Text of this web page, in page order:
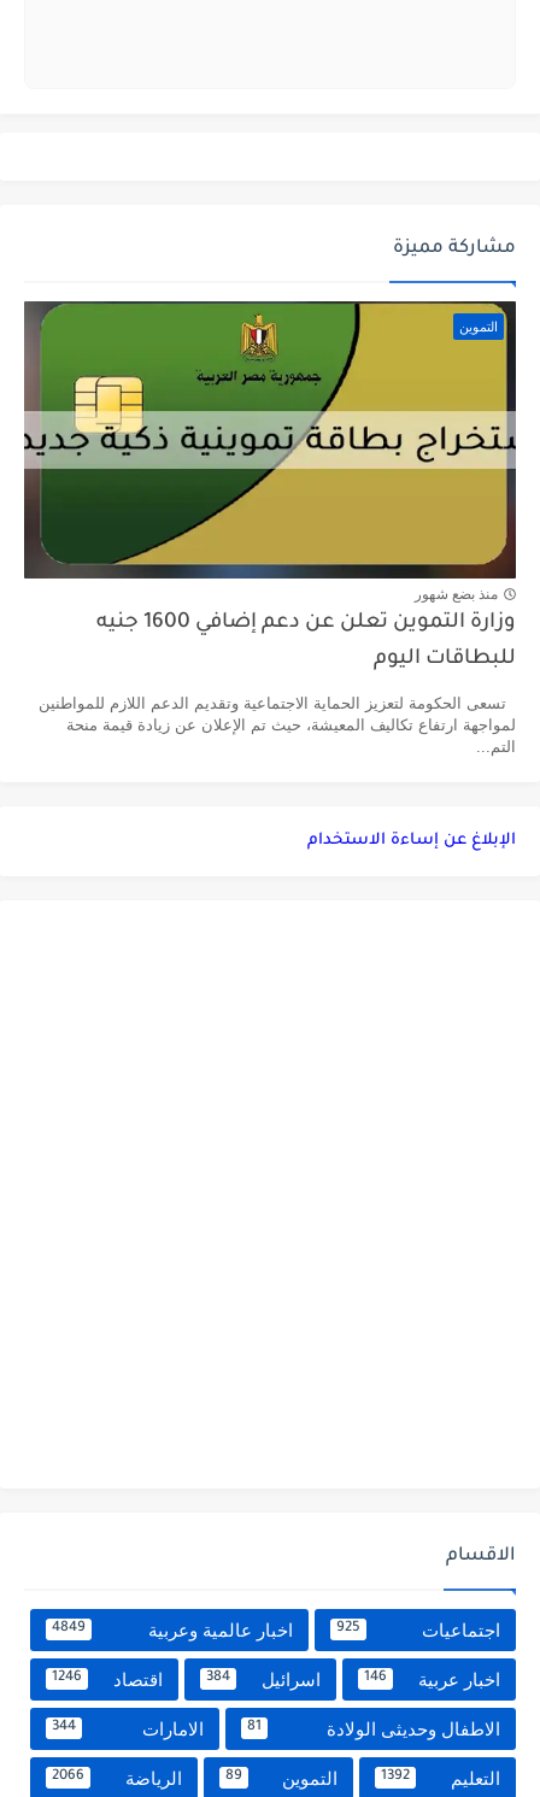
مشاركة مميزة
التموين
منذ بضع شهور
وزارة التموين تعلن عن دعم إضافي 1600 جنيه
للبطاقات اليوم
تسعى الحكومة لتعزيز الحماية الاجتماعية وتقديم الدعم اللازم للمواطنين
لمواجهة ارتفاع تكاليف المعيشة، حيث تم الإعلان عن زيادة قيمة منحة
التم...
الإبلاغ عن إساءة الاستخدام
الاقسام
اجتماعيات 925 اخبار عالمية وعربية 4849
اخبار عربية 146 اسرائيل 384 اقتصاد 1246
الاطفال وحديثى الولادة 81 الامارات 344
التعليم 1392 التموين 89 الرياضة 2066